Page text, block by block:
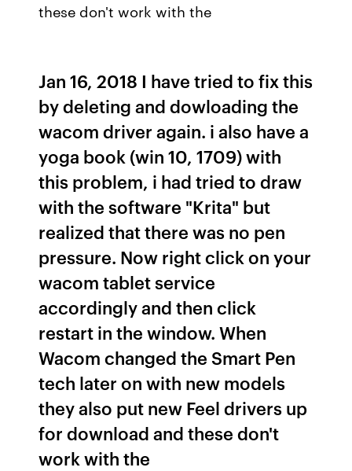
these don't work with the
Jan 16, 2018 I have tried to fix this
by deleting and dowloading the
wacom driver again. i also have a
yoga book (win 10, 1709) with
this problem, i had tried to draw
with the software "Krita" but
realized that there was no pen
pressure. Now right click on your
wacom tablet service
accordingly and then click
restart in the window. When
Wacom changed the Smart Pen
tech later on with new models
they also put new Feel drivers up
for download and these don't
work with the